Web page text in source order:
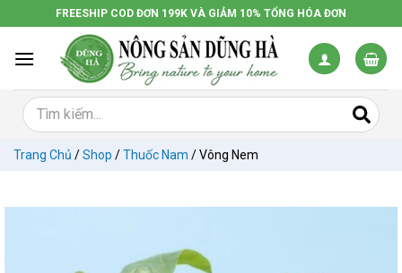
đến
dung
FREESHIP COD ĐƠN 199K VÀ GIẢM 10% TỔNG HÓA ĐƠN
Trang Chủ /Shop /Thuốc Nam /Vông Nem